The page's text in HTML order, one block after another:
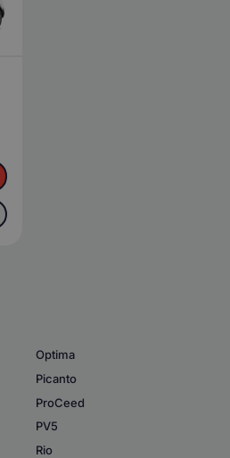
Optima
Picanto
ProCeed
PV5
Rio